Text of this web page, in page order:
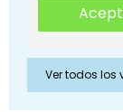
Ver todos los